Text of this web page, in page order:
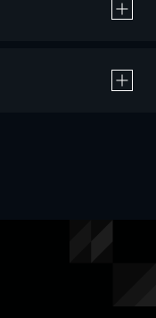
作品の購入 / レンタルです。